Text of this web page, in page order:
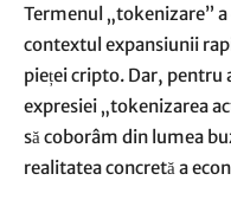
Termenul „tokenizare”
contextul expansiunii
pieței cripto. Dar, pentru
expresiei „tokenizarea
să coborâm din lumea
realitatea concretă a